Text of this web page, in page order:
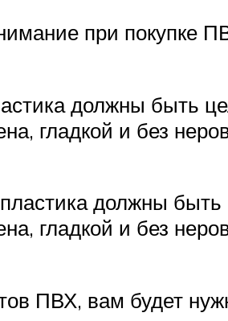
при покупке
должны быть
гладкой и без
должны
гладкой и без
ПВХ, вам будет